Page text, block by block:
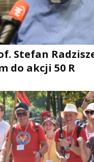
Stefan
do akcji 50 R